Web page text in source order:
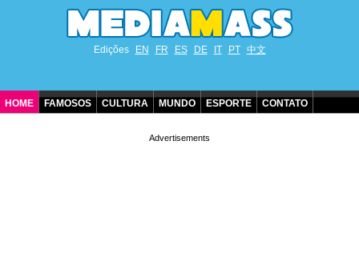
Edições EN FR ES DE IT PT 中文
HOME FAMOSOS CULTURA MUNDO ESPORTE CONTATO